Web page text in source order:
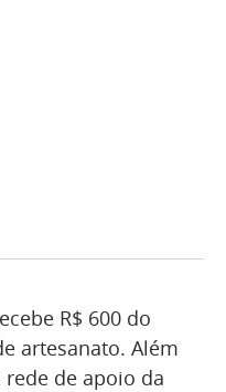
R$ 600 do
artesanato. Além
de apoio da